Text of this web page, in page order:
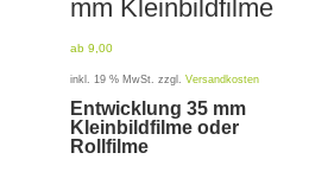
mm Kleinbildfilme
ab 9,00
inkl. 19 % MwSt. zzgl.Versandkosten
Entwicklung 35 mm
Kleinbildfilme oder
Rollfilme